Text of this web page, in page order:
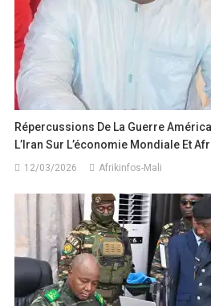
Répercussions De La Guerre
L’Iran Sur L’économie Mondiale Et
12/03/2026 Afrikinfos-Mali